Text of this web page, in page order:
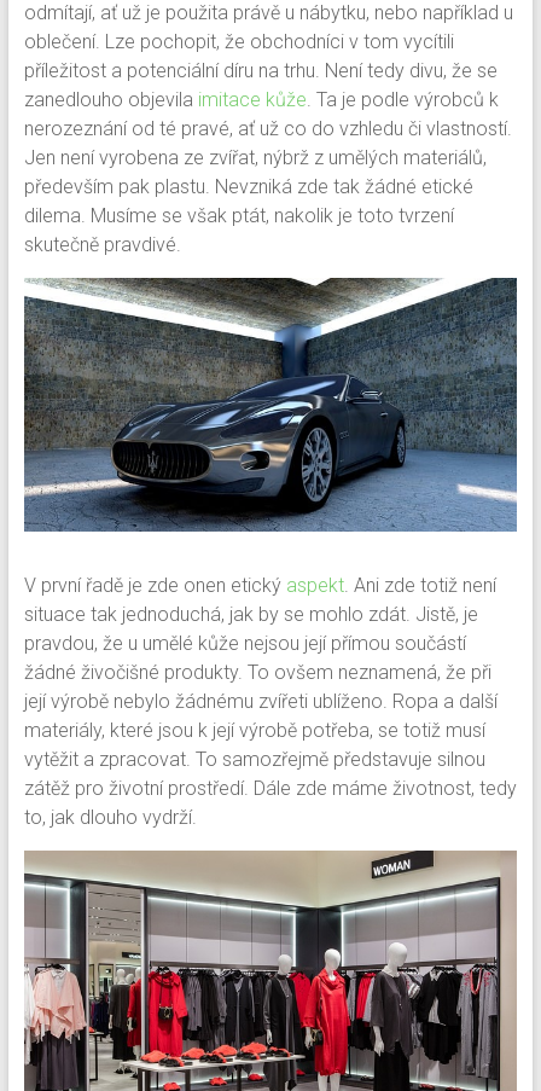
odmítají, ať už je použita právě u nábytku, nebo například u
oblečení. Lze pochopit, že obchodníci v tom vycítili
příležitost a potenciální díru na trhu. Není tedy divu, že se
zanedlouho objevila imitace kůže. Ta je podle výrobců k
nerozeznání od té pravé, ať už co do vzhledu či vlastností.
Jen není vyrobena ze zvířat, nýbrž z umělých materiálů,
především pak plastu. Nevzniká zde tak žádné etické
dilema. Musíme se však ptát, nakolik je toto tvrzení
skutečně pravdivé.
V první řadě je zde onen etickýaspekt. Ani zde totiž není
situace tak jednoduchá, jak by se mohlo zdát. Jistě, je
pravdou, že u umělé kůže nejsou její přímou součástí
žádné živočišné produkty. To ovšem neznamená, že při
její výrobě nebylo žádnému zvířeti ublíženo. Ropa a další
materiály, které jsou k její výrobě potřeba, se totiž musí
vytěžit a zpracovat. To samozřejmě představuje silnou
zátěž pro životní prostředí. Dále zde máme životnost, tedy
to, jak dlouho vydrží.